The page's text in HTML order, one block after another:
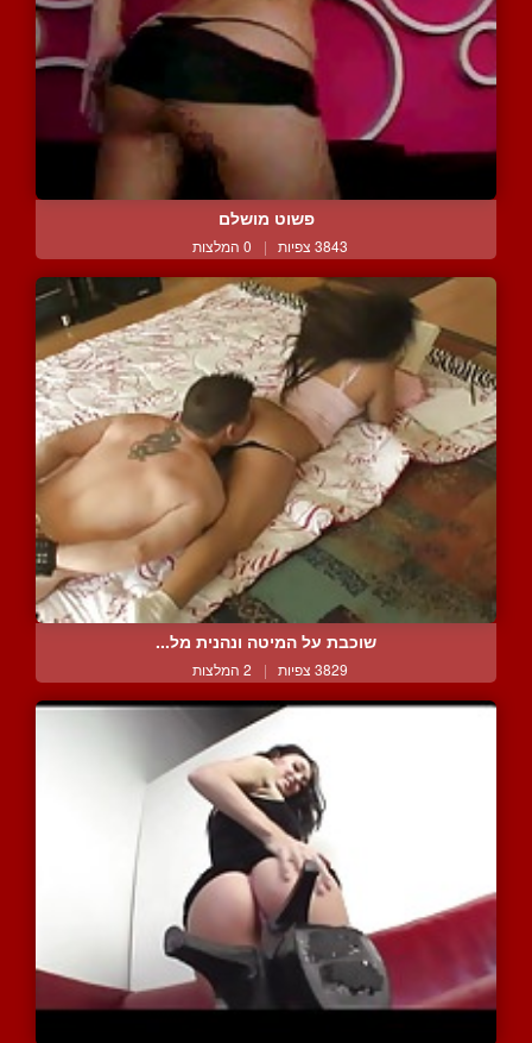
פשוט מושלם
3843 צפיות | 0 המלצות
שוכבת על המיטה ונהנית מל...
3829 צפיות | 2 המלצות